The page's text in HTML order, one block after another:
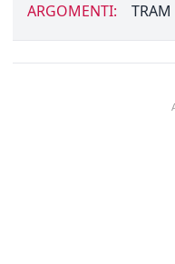
ARGOMENTI: TRAM